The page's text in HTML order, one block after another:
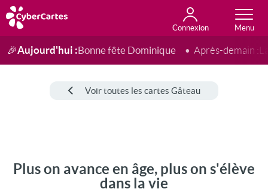
Connexion
Anniversaire
Fête du jour
Amour
Amitié
Merci
Toutes les cartes
🎉Aujourd'hui :Bonne fête Dominique Après-demain :
Voir toutes les cartes Gâteau
Plus on avance en âge, plus on s'élève
dans la vie